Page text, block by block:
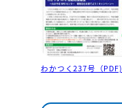
わかつく237号（PDF)